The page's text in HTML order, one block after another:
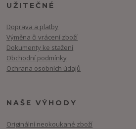
UŽITEČNÉ
Doprava a platby
Výměna či vrácení zboží
Dokumenty ke stažení
Obchodní podmínky
Ochrana osobních údajů
NAŠE VÝHODY
Originální neokoukané zboží